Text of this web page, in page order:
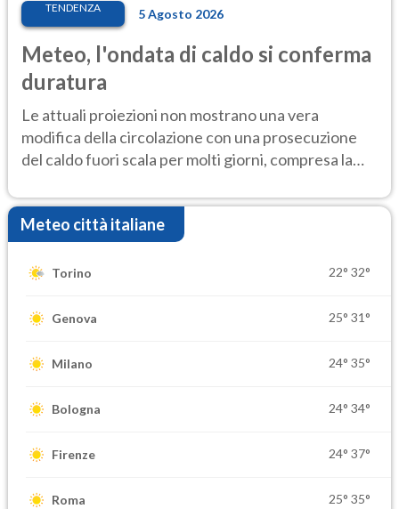
TENDENZA 5 Agosto 2026
Meteo, l'ondata di caldo si conferma
duratura
Le attuali proiezioni non mostrano una vera
modifica della circolazione con una prosecuzione
del caldo fuori scala per molti giorni, compresa la
Meteo città italiane
Torino 22° 32°
Genova 25° 31°
Milano 24° 35°
Bologna 24° 34°
Firenze 24° 37°
Roma 25° 35°